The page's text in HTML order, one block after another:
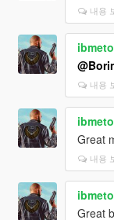
내용
ibmeto
내용
ibmeto
Great
내용
ibmeto
Great